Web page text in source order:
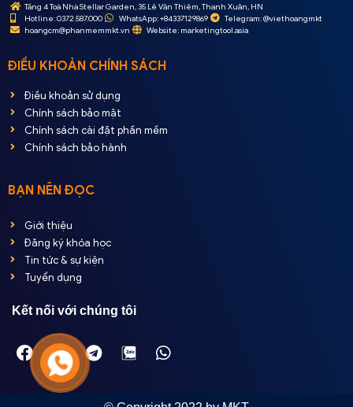
Tầng 4 Toà Nhà Stellar Garden, 35 Lê Văn Thiêm, Thanh Xuân, HN
Hotline: 0372.587.000
WhatsApp: +84337129869
Telegram: @viethoangmkt
hoangcm@phanmemmkt.vn
Website: marketingtool.asia
ĐIỀU KHOẢN CHÍNH SÁCH
Điều khoản sử dụng
Chính sách bảo mật
Chính sách cài đặt phần mềm
Chính sách bảo hành
BẠN NÊN ĐỌC
Giới thiệu
Đăng ký khóa học
Tin tức & sự kiện
Tuyển dụng
Kết nối với chúng tôi